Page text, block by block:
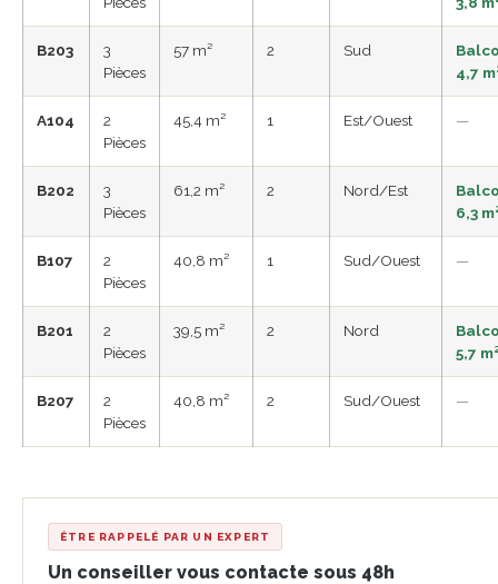
B203
3
Pièces
57 m² 2 Sud
4,7
A104
2
Pièces
45,4 m² 1 Est/Ouest —
B202
3
Pièces
61,2 m² 2 Nord/Est
6,3
B107
2
Pièces
40,8 m² 1 Sud/Ouest —
B201
2
Pièces
39,5 m² 2 Nord
5,7
B207
2
Pièces
40,8 m² 2 Sud/Ouest —
ÊTRE RAPPELÉ PAR UN EXPERT
Un conseiller vous contacte sous 48h